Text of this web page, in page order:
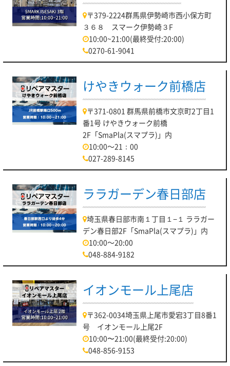
〒379-2224群馬県伊勢崎市西小保方町
３６８ スマーク伊勢崎３F
10:00~21:00(最終受付:20:00)
0270-61-9041
けやきウォーク前橋店
〒371-0801 群馬県前橋市文京町2丁目1
番1号 けやきウォーク前橋
2F「SmaPla(スマプラ)」内
10:00～21：00
027-289-8145
ララガーデン春日部店
埼玉県春日部市南１丁目１−１ ララガー
デン春日部2F「SmaPla(スマプラ)」内
10:00～20:00
048-884-9182
イオンモール上尾店
〒362-0034埼玉県上尾市愛宕3丁目8番1
号 イオンモール上尾2F
10:00〜21:00(最終受付:20:00)
048-856-9153